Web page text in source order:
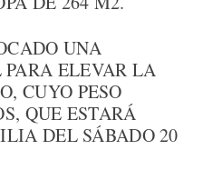
UNA
ELEVAR LA
CUYO PESO
QUE ESTARÁ
DEL SÁBADO 20